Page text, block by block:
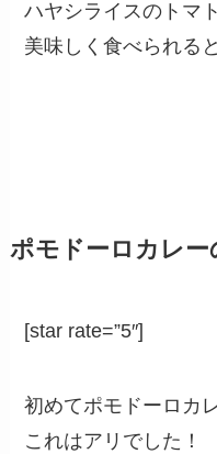
ハヤシライスのトマ
美味しく食べられる
ポモドーロカレ
[star rate=”5″]
初めてポモドーロカ
これはアリでした！